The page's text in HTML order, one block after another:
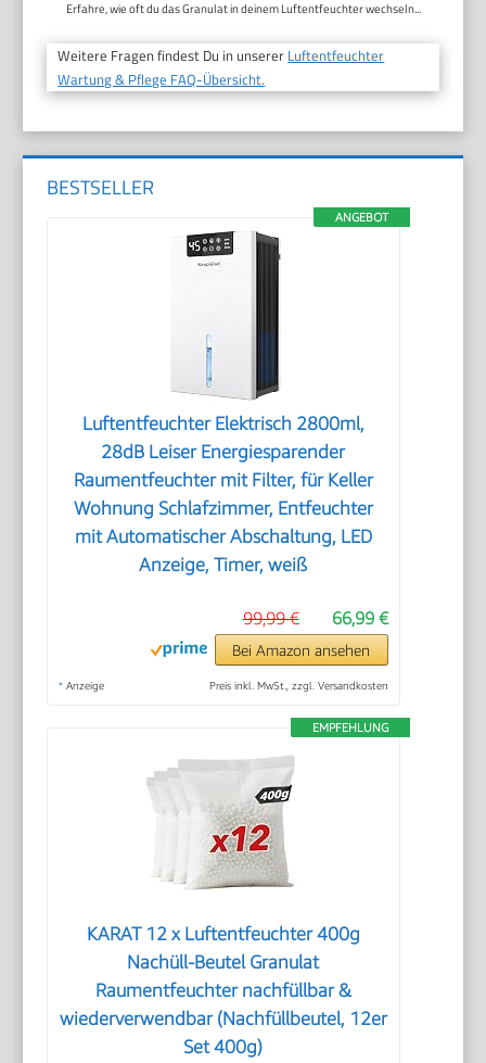
Erfahre, wie oft du das Granulat in deinem Luftentfeuchter wechseln...
Weitere Fragen findest Du in unserer Luftentfeuchter
Wartung & Pflege FAQ-Übersicht.
BESTSELLER
ANGEBOT
Luftentfeuchter Elektrisch 2800ml,
28dB Leiser Energiesparender
Raumentfeuchter mit Filter, für Keller
Wohnung Schlafzimmer, Entfeuchter
mit Automatischer Abschaltung, LED
Anzeige, Timer, weiß
66,99 €
99,99 €
Bei Amazon ansehen
* Anzeige Preis inkl. MwSt., zzgl. Versandkosten
EMPFEHLUNG
KARAT 12 x Luftentfeuchter 400g
Nachüll-Beutel Granulat
Raumentfeuchter nachfüllbar &
wiederverwendbar (Nachfüllbeutel, 12er
Set 400g)